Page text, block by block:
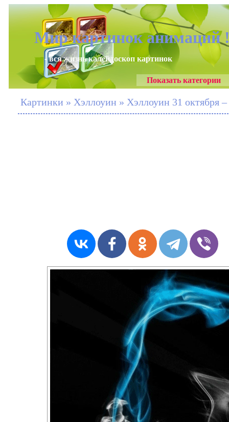
Мир картинок анимаций
- вся жизнь калейдоскоп картинок
Показать категории
Картинки » Хэллоуин » Хэллоуин 31 октября –